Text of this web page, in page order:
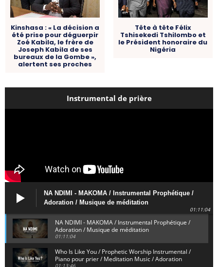
Kinshasa : « La décision a
été prise pour déguerpir
Zoé Kabila, le frère de
Joseph Kabila de ses
bureaux de la Gombe »,
alertent ses proches
Tête à tête Félix
Tshisekedi Tshilombo et
le Président honoraire du
Nigéria
Instrumental de prière
NA NDIMI - MAKOMA / Instrumental Prophétique /
Adoration / Musique de méditation
01:11:04
NA NDIMI - MAKOMA / Instrumental Prophétique /
Adoration / Musique de méditation
01:11:04
Who Is Like You / Prophetic Worship Instrumental /
Piano pour prier / Meditation Music / Adoration
01:13:46